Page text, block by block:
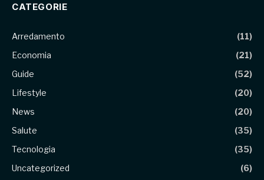
CATEGORIE
Arredamento
(11)
Economia
(21)
Guide
(52)
Lifestyle
(20)
News
(20)
Salute
(35)
Tecnologia
(35)
Uncategorized
(6)